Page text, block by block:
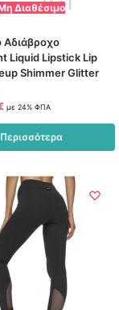
Διαθέσιμο
Αδιάβροχο
Liquid Lipstick Lip
Shimmer Glitter
με 24% ΦΠΑ
Περισσότερα